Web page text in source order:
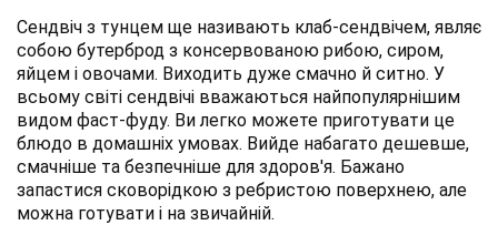
Сендвіч з тунцем ще називають клаб-сендвічем, являє
собою бутерброд з консервованою рибою, сиром,
яйцем і овочами. Виходить дуже смачно й ситно. У
всьому світі сендвічі вважаються найпопулярнішим
видом фаст-фуду. Ви легко можете приготувати це
блюдо в домашніх умовах. Вийде набагато дешевше,
смачніше та безпечніше для здоров'я. Бажано
запастися сковорідкою з ребристою поверхнею, але
можна готувати і на звичайній.